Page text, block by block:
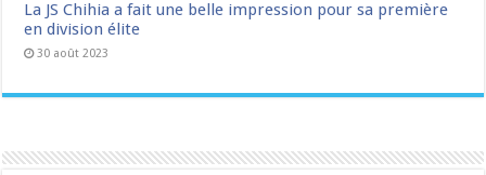
La JS Chihia a fait une belle impression pour sa première
en division élite
30 août 2023